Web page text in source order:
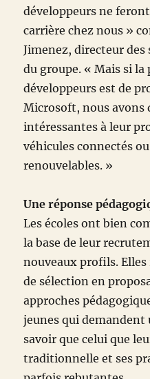
développeurs ne
carrière chez nous »
Jimenez, directeur
du groupe. « Mais si
développeurs est de
Microsoft, nous avons
intéressantes à leur
véhicules connectés
renouvelables. »
Une réponse
Les écoles ont bien
la base de leur
nouveaux profils.
de sélection en
approches
jeunes qui
savoir que celui que
traditionnelle et ses